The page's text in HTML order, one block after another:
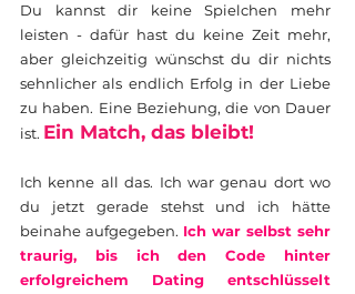
Du kannst dir keine Spielchen mehr
leisten - dafür hast du keine Zeit mehr,
aber gleichzeitig wünschst du dir nichts
sehnlicher als endlich Erfolg in der Liebe
zu haben. Eine Beziehung, die von Dauer
ist. Ein Match, das bleibt!
Ich kenne all das. Ich war genau dort wo
du jetzt gerade stehst und ich hätte
beinahe aufgegeben. Ich war selbst sehr
traurig, bis ich den Code hinter
erfolgreichem Dating entschlüsselt